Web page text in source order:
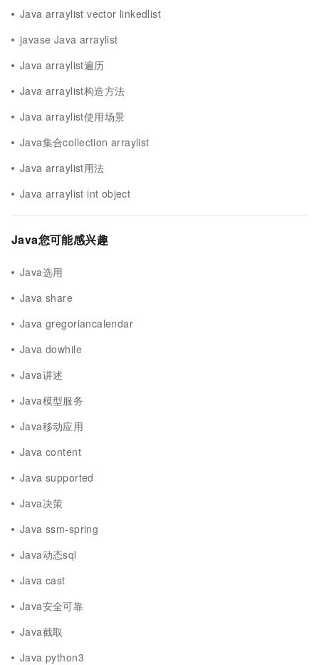
Java arraylist vector linkedlist
javase Java arraylist
Java arraylist遍历
Java arraylist构造方法
Java arraylist使用场景
Java集合collection arraylist
Java arraylist用法
Java arraylist int object
Java您可能感兴趣
Java选用
Java share
Java gregoriancalendar
Java dowhile
Java讲述
Java模型服务
Java移动应用
Java content
Java supported
Java决策
Java ssm-spring
Java动态sql
Java cast
Java安全可靠
Java截取
Java python3